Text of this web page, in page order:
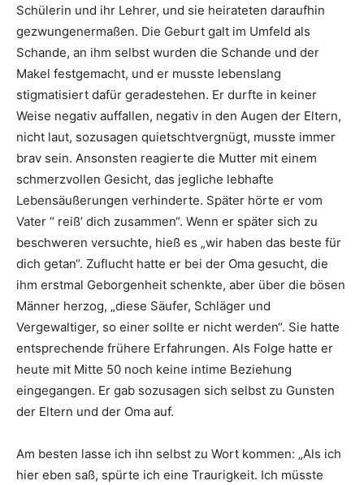
Schülerin und ihr Lehrer, und sie heirateten daraufhin
gezwungenermaßen. Die Geburt galt im Umfeld als
Schande, an ihm selbst wurden die Schande und der
Makel festgemacht, und er musste lebenslang
stigmatisiert dafür geradestehen. Er durfte in keiner
Weise negativ auffallen, negativ in den Augen der Eltern,
nicht laut, sozusagen quietschtvergnügt, musste immer
brav sein. Ansonsten reagierte die Mutter mit einem
schmerzvollen Gesicht, das jegliche lebhafte
Lebensäußerungen verhinderte. Später hörte er vom
Vater “ reiß’ dich zusammen“. Wenn er später sich zu
beschweren versuchte, hieß es „wir haben das beste für
dich getan“. Zuflucht hatte er bei der Oma gesucht, die
ihm erstmal Geborgenheit schenkte, aber über die bösen
Männer herzog, „diese Säufer, Schläger und
Vergewaltiger, so einer sollte er nicht werden“. Sie hatte
entsprechende frühere Erfahrungen. Als Folge hatte er
heute mit Mitte 50 noch keine intime Beziehung
eingegangen. Er gab sozusagen sich selbst zu Gunsten
der Eltern und der Oma auf.
Am besten lasse ich ihn selbst zu Wort kommen: „Als ich
hier eben saß, spürte ich eine Traurigkeit. Ich müsste